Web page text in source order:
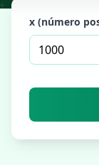
x (número